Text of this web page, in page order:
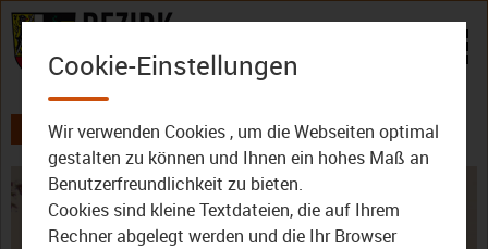
Zum Inhalt
AKTUELLES ALLE VIDEOS DER BEZIRK - DAS MAGAZIN
Cookie-Einstellungen
Wir verwenden Cookies , um die Webseiten optimal
gestalten zu können und Ihnen ein hohes Maß an
Benutzerfreundlichkeit zu bieten.
Cookies sind kleine Textdateien, die auf Ihrem
Rechner abgelegt werden und die Ihr Browser